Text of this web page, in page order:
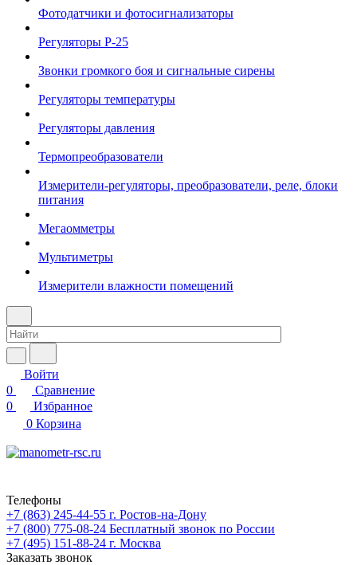
Фотодатчики и фотосигнализаторы
Регуляторы Р-25
Звонки громкого боя и сигнальные сирены
Регуляторы температуры
Регуляторы давления
Термопреобразователи
Измерители-регуляторы, преобразователи, реле, блоки
питания
Мегаомметры
Мультиметры
Измерители влажности помещений
Войти
0
Сравнение
0
Избранное
0 Корзина
Телефоны
+7 (863) 245-44-55 г. Ростов-на-Дону
+7 (800) 775-08-24 Бесплатный звонок по России
+7 (495) 151-88-24 г. Москва
Заказать звонок